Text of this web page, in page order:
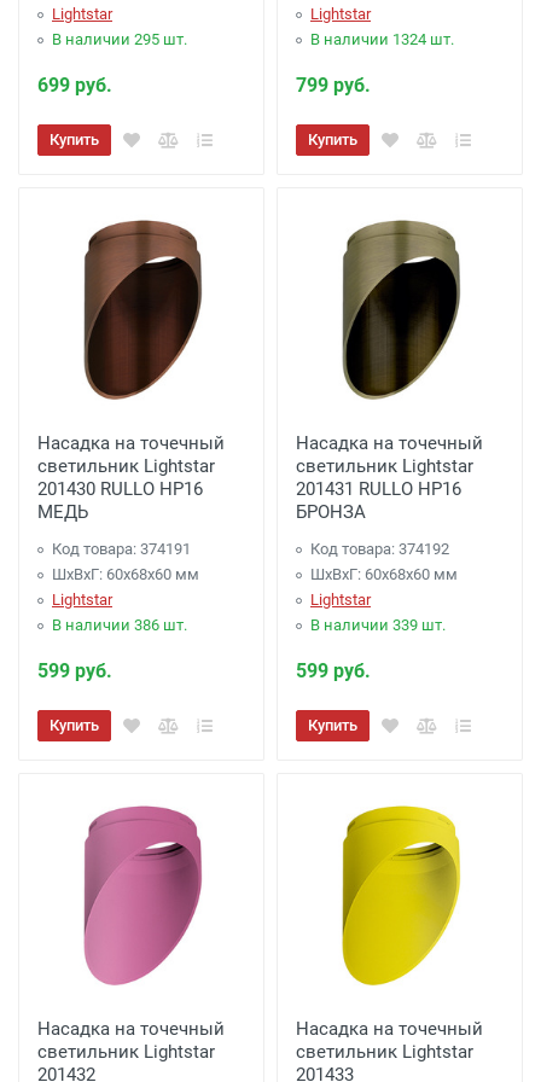
заказ менее 3000 рублей. -100 рублей
Акция: Доставка до: Малоярославец,
заказе более 3000 рублей), до подъезда;
Акция: Доставка до: Наро-Фоминск,
Апрелевка, п.Селятино, п.Московский -
Бесплатно
(при заказе более 7000 рублей),
до подъезда;
менее 7000 рублей. -
300 рублей
Компании- (для Регионов)Подробнее
Lightstar
В наличии 295 шт.
699 руб.
Купить
Lightstar
В наличии 1324 шт.
799 руб.
Купить
Насадка на точечный
светильник Lightstar
201430 RULLO HP16
МЕДЬ
Код товара: 374191
ШхВхГ: 60x68x60 мм
Lightstar
В наличии 386 шт.
599 руб.
Купить
Насадка на точечный
светильник Lightstar
201431 RULLO HP16
БРОНЗА
Код товара: 374192
ШхВхГ: 60x68x60 мм
Lightstar
В наличии 339 шт.
599 руб.
Купить
Насадка на точечный
светильник Lightstar
201432
Насадка на точечный
светильник Lightstar
201433